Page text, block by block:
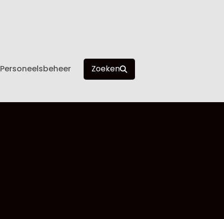
Personeelsbeheer Zoeken